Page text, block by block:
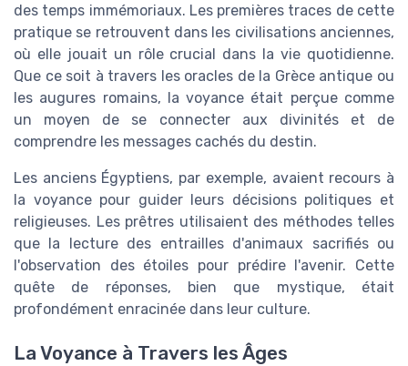
des temps immémoriaux. Les premières traces de cette
pratique se retrouvent dans les civilisations anciennes,
où elle jouait un rôle crucial dans la vie quotidienne.
Que ce soit à travers les oracles de la Grèce antique ou
les augures romains, la voyance était perçue comme
un moyen de se connecter aux divinités et de
comprendre les messages cachés du destin.
Les anciens Égyptiens, par exemple, avaient recours à
la voyance pour guider leurs décisions politiques et
religieuses. Les prêtres utilisaient des méthodes telles
que la lecture des entrailles d'animaux sacrifiés ou
l'observation des étoiles pour prédire l'avenir. Cette
quête de réponses, bien que mystique, était
profondément enracinée dans leur culture.
La Voyance à Travers les Âges